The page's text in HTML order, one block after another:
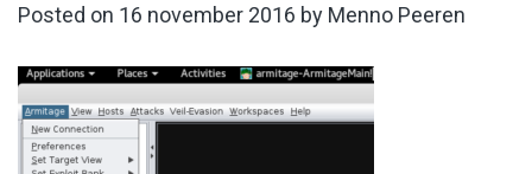
Posted on 16 november 2016 by Menno Peeren